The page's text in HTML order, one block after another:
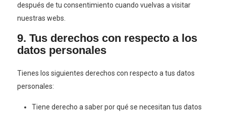
después de tu consentimiento cuando vuelvas a visitar
nuestras webs.
9. Tus derechos con respecto a los
datos personales
Tienes los siguientes derechos con respecto a tus datos
personales:
Tiene derecho a saber por qué se necesitan tus datos